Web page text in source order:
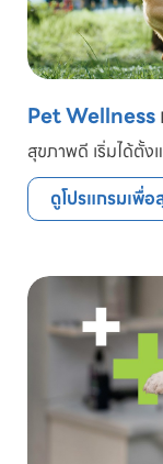
Pet Wellness
สุขภาพดี เริ่มได้ตั้
ดูโปรแกรมเพื่